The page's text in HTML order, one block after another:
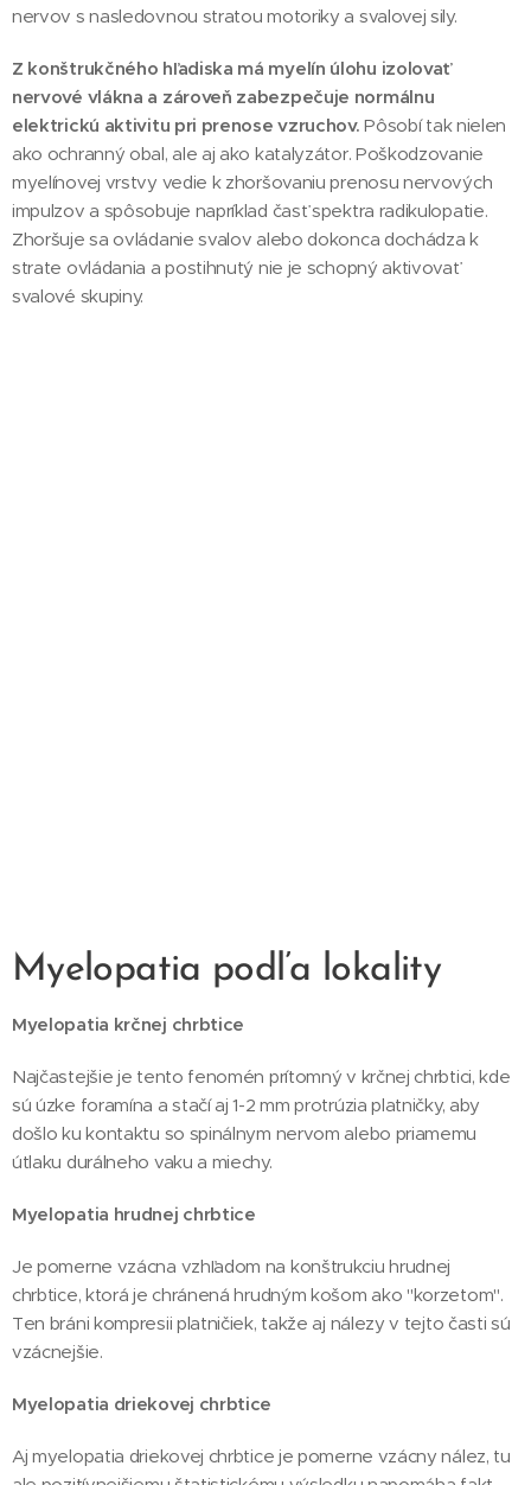
nervov s nasledovnou stratou motoriky a svalovej sily.
Z konštrukčného hľadiska má myelín úlohu izolovať
nervové vlákna a zároveň zabezpečuje normálnu
elektrickú aktivitu pri prenose vzruchov. Pôsobí tak nielen
ako ochranný obal, ale aj ako katalyzátor. Poškodzovanie
myelínovej vrstvy vedie k zhoršovaniu prenosu nervových
impulzov a spôsobuje napríklad časť spektra radikulopatie.
Zhoršuje sa ovládanie svalov alebo dokonca dochádza k
strate ovládania a postihnutý nie je schopný aktivovať
svalové skupiny.
Myelopatia podľa lokality
Myelopatia krčnej chrbtice
Najčastejšie je tento fenomén prítomný v krčnej chrbtici, kde
sú úzke foramína a stačí aj 1-2 mm protrúzia platničky, aby
došlo ku kontaktu so spinálnym nervom alebo priamemu
útlaku durálneho vaku a miechy.
Myelopatia hrudnej chrbtice
Je pomerne vzácna vzhľadom na konštrukciu hrudnej
chrbtice, ktorá je chránená hrudným košom ako "korzetom".
Ten bráni kompresii platničiek, takže aj nálezy v tejto časti sú
vzácnejšie.
Myelopatia driekovej chrbtice
Aj myelopatia driekovej chrbtice je pomerne vzácny nález, tu